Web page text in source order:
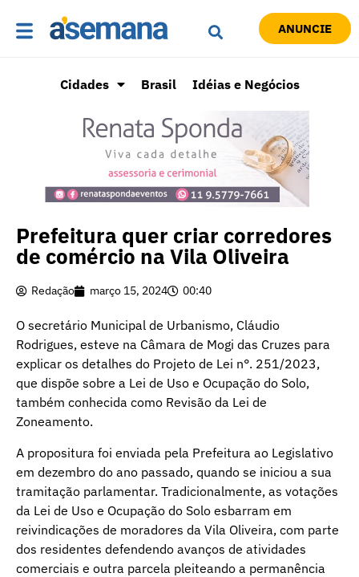
ANUNCIE
Cidades Brasil Idéias e Negócios
Prefeitura quer criar corredores
de comércio na Vila Oliveira
Redação março 15, 2024 00:40
O secretário Municipal de Urbanismo, Cláudio
Rodrigues, esteve na Câmara de Mogi das Cruzes para
explicar os detalhes do Projeto de Lei n°. 251/2023,
que dispõe sobre a Lei de Uso e Ocupação do Solo,
também conhecida como Revisão da Lei de
Zoneamento.
A propositura foi enviada pela Prefeitura ao Legislativo
em dezembro do ano passado, quando se iniciou a sua
tramitação parlamentar. Tradicionalmente, as votações
da Lei de Uso e Ocupação do Solo esbarram em
reivindicações de moradores da Vila Oliveira, com parte
dos residentes defendendo avanços de atividades
comerciais e outra parcela pleiteando a permanência